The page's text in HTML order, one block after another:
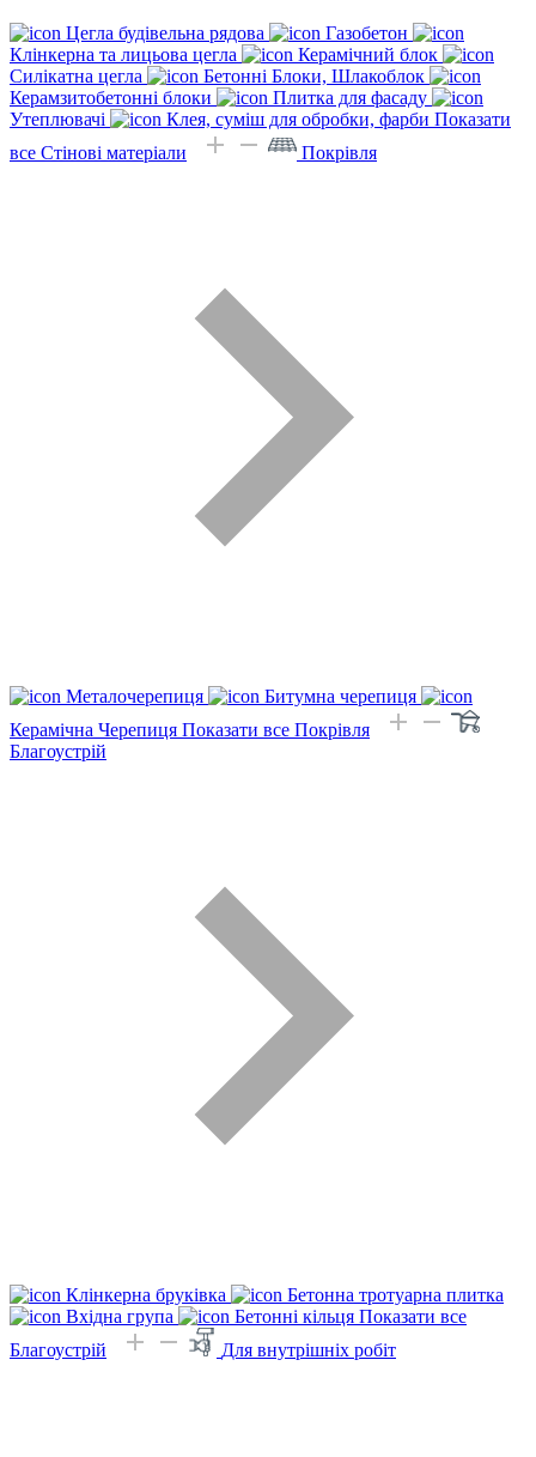
Цегла будівельна рядова
Газобетон
Клінкерна та лицьова цегла
Керамічний блок
Силікатна цегла
Бетонні Блоки, Шлакоблок
Керамзитобетонні блоки
Плитка для фасаду
Утеплювачі
Клея, суміш для обробки, фарби Показати
все Стінові матеріали
Покрівля
Металочерепиця
Битумна черепиця
Керамічна Черепиця Показати все Покрівля
Благоустрій
Клінкерна бруківка
Бетонна тротуарна плитка
Вхідна група
Бетонні кільця Показати все
Благоустрій
Для внутрішніх робіт